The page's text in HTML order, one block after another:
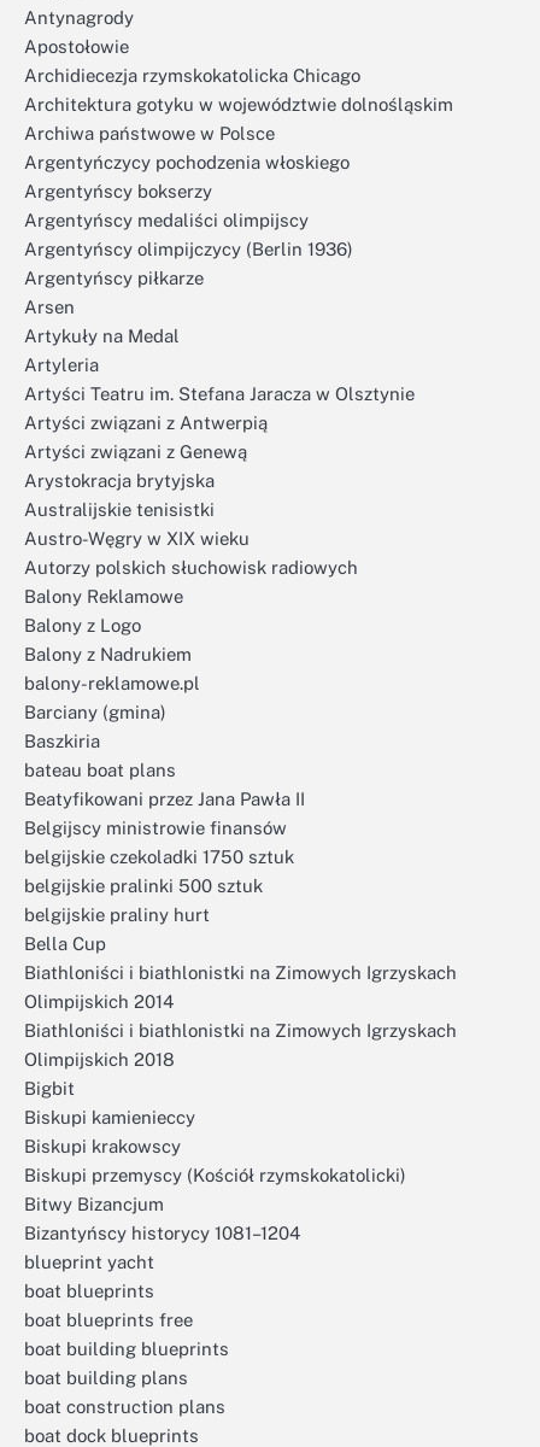
Antynagrody
Apostołowie
Archidiecezja rzymskokatolicka Chicago
Architektura gotyku w województwie dolnośląskim
Archiwa państwowe w Polsce
Argentyńczycy pochodzenia włoskiego
Argentyńscy bokserzy
Argentyńscy medaliści olimpijscy
Argentyńscy olimpijczycy (Berlin 1936)
Argentyńscy piłkarze
Arsen
Artykuły na Medal
Artyleria
Artyści Teatru im. Stefana Jaracza w Olsztynie
Artyści związani z Antwerpią
Artyści związani z Genewą
Arystokracja brytyjska
Australijskie tenisistki
Austro-Węgry w XIX wieku
Autorzy polskich słuchowisk radiowych
Balony Reklamowe
Balony z Logo
Balony z Nadrukiem
balony-reklamowe.pl
Barciany (gmina)
Baszkiria
bateau boat plans
Beatyfikowani przez Jana Pawła II
Belgijscy ministrowie finansów
belgijskie czekoladki 1750 sztuk
belgijskie pralinki 500 sztuk
belgijskie praliny hurt
Bella Cup
Biathloniści i biathlonistki na Zimowych Igrzyskach
Olimpijskich 2014
Biathloniści i biathlonistki na Zimowych Igrzyskach
Olimpijskich 2018
Bigbit
Biskupi kamienieccy
Biskupi krakowscy
Biskupi przemyscy (Kościół rzymskokatolicki)
Bitwy Bizancjum
Bizantyńscy historycy 1081–1204
blueprint yacht
boat blueprints
boat blueprints free
boat building blueprints
boat building plans
boat construction plans
boat dock blueprints